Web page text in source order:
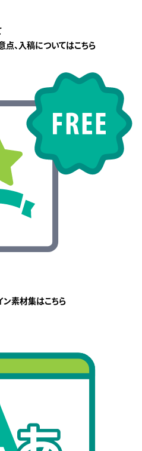
、入稿についてはこちら
素材集はこちら